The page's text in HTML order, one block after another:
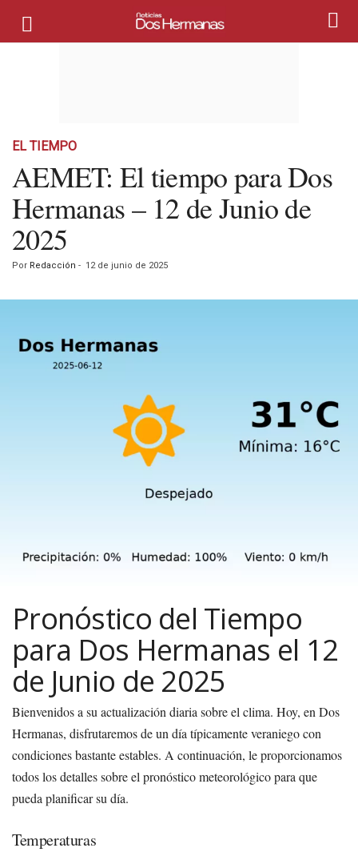
EL TIEMPO
AEMET: El tiempo para Dos
Hermanas – 12 de Junio de
2025
Por Redacción - 12 de junio de 2025
Pronóstico del Tiempo
para Dos Hermanas el 12
de Junio de 2025
Bienvenidos a su actualización diaria sobre el clima. Hoy, en Dos
Hermanas, disfrutaremos de un día típicamente veraniego con
condiciones bastante estables. A continuación, le proporcionamos
todos los detalles sobre el pronóstico meteorológico para que
pueda planificar su día.
Temperaturas